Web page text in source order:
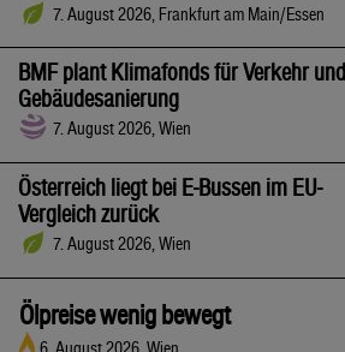
7. August 2026, Frankfurt am Main/Essen
BMF plant Klimafonds für Verkehr und
Gebäudesanierung
7. August 2026, Wien
Österreich liegt bei E-Bussen im EU-
Vergleich zurück
7. August 2026, Wien
Ölpreise wenig bewegt